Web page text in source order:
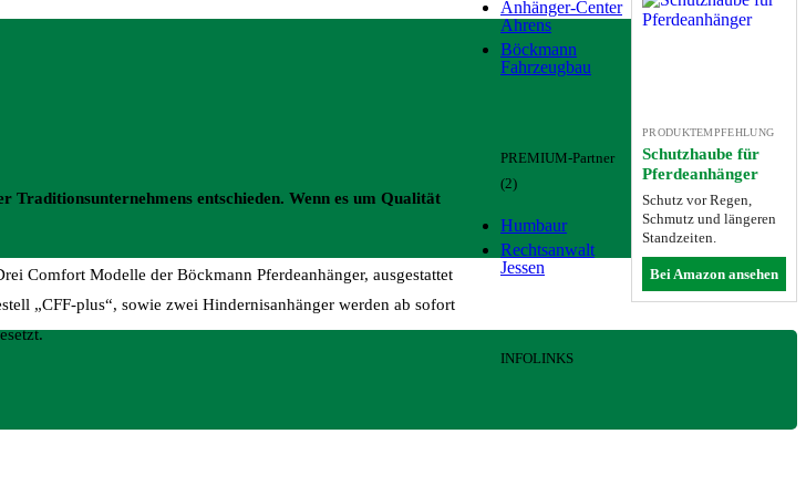
entschieden. Wenn es um Qualität
Comfort Modelle der Böckmann Pferdeanhänger, ausgestattet
„CFF-plus“, sowie zwei Hindernisanhänger werden ab sofort
PRODUKTEMPFEHLUNG
Schutzhaube für
Pferdeanhänger
Schutz vor Regen,
Schmutz und längeren
Standzeiten.
Bei Amazon ansehen
Anhänger-Center
Ahrens
Böckmann
Fahrzeugbau
PREMIUM-Partner
(2)
Humbaur
Rechtsanwalt
Jessen
INFOLINKS